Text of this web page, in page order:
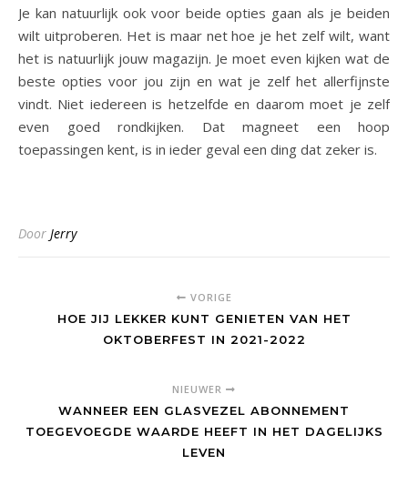
Je kan natuurlijk ook voor beide opties gaan als je beiden
wilt uitproberen. Het is maar net hoe je het zelf wilt, want
het is natuurlijk jouw magazijn. Je moet even kijken wat de
beste opties voor jou zijn en wat je zelf het allerfijnste
vindt. Niet iedereen is hetzelfde en daarom moet je zelf
even goed rondkijken. Dat magneet een hoop
toepassingen kent, is in ieder geval een ding dat zeker is.
Door Jerry
VORIGE
HOE JIJ LEKKER KUNT GENIETEN VAN HET
OKTOBERFEST IN 2021-2022
NIEUWER
WANNEER EEN GLASVEZEL ABONNEMENT
TOEGEVOEGDE WAARDE HEEFT IN HET DAGELIJKS
LEVEN